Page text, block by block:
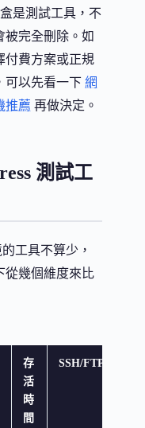
是測試工具，不
被完全刪除。如
付費方案或正規
可以先看一下 網
推薦 再做決定。
測試工
工具不算少，
從幾個維度來比
存
活
時
間
SSH/FTP